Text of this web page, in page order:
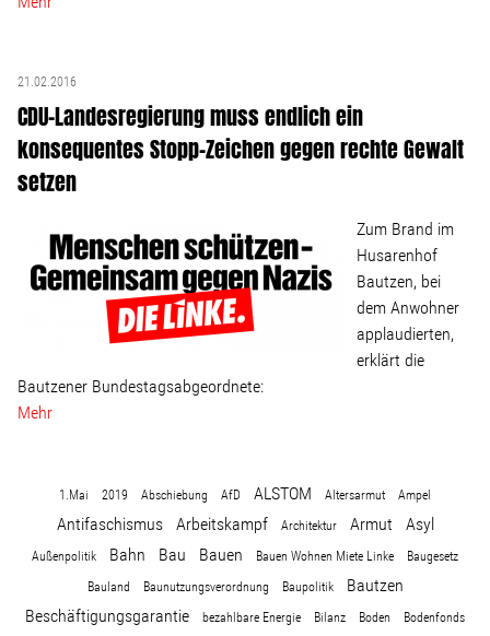
21.02.2016
CDU-Landesregierung muss endlich ein
konsequentes Stopp-Zeichen gegen rechte Gewalt
setzen
Zum Brand im
Husarenhof
Bautzen, bei
dem Anwohner
applaudierten,
erklärt die
Bautzener Bundestagsabgeordnete:
Mehr
1.Mai 2019 Abschiebung AfD ALSTOM Altersarmut Ampel
Antifaschismus Arbeitskampf Architektur Armut Asyl
Außenpolitik Bahn Bau Bauen Bauen Wohnen Miete Linke
Baugesetz
Bauland
Baunutzungsverordnung Baupolitik
Bautzen
Beschäftigungsgarantie
bezahlbare Energie Bilanz Boden Bodenfonds